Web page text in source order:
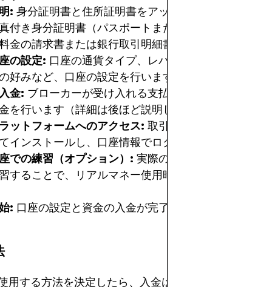
: 身分証明書と住所証明書をアップロードします。一
付き身分証明書（パスポートまたは身分証明書）と
金の請求書または銀行取引明細書）が含まれます。
の設定: 口座の通貨タイプ、レバレッジ、および場合
好みなど、口座の設定を行います。
金: ブローカーが受け入れる支払い方法のいずれかを
を行います（詳細は後ほど説明します）。
ットフォームへのアクセス: 取引プラットフォームを
インストールし、口座情報でログインします。
での練習（オプション）: 実際のお金を使う前に仮想
することで、リアルマネー使用時に驚かされること
: 口座の設定と資金の入金が完了したら、取引を開始
用する方法を決定したら、入金は簡単で迅速です。